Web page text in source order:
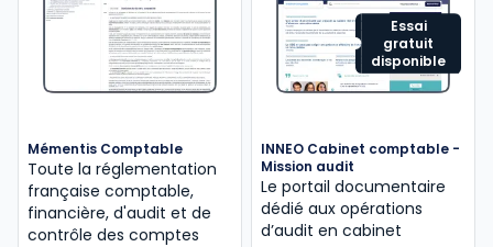
Mémentis Comptable
Toute la réglementation
française comptable,
financière, d'audit et de
contrôle des comptes
Essai
gratuit
disponible
INNEO Cabinet comptable -
Mission audit
Le portail documentaire
dédié aux opérations
d’audit en cabinet